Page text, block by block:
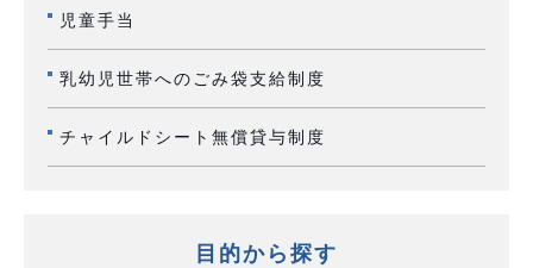
児童手当
乳幼児世帯へのごみ袋支給制度
チャイルドシート無償貸与制度
目的から探す